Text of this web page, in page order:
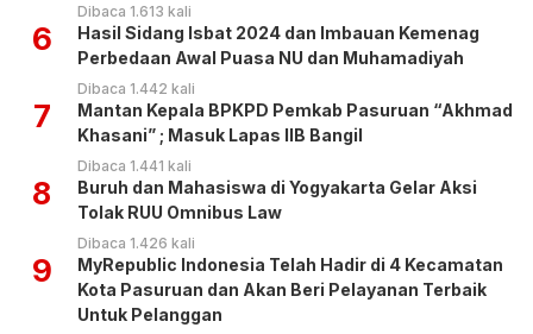
Dibaca 1.613 kali
6
Hasil Sidang Isbat 2024 dan Imbauan Kemenag
Perbedaan Awal Puasa NU dan Muhamadiyah
Dibaca 1.442 kali
7
Mantan Kepala BPKPD Pemkab Pasuruan “Akhmad
Khasani” ; Masuk Lapas IIB Bangil
Dibaca 1.441 kali
8
Buruh dan Mahasiswa di Yogyakarta Gelar Aksi
Tolak RUU Omnibus Law
Dibaca 1.426 kali
9
MyRepublic Indonesia Telah Hadir di 4 Kecamatan
Kota Pasuruan dan Akan Beri Pelayanan Terbaik
Untuk Pelanggan